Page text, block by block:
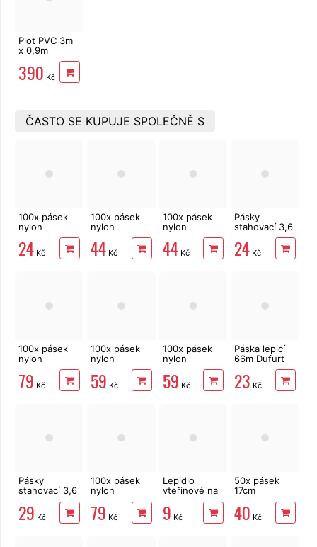
Plot PVC 3m
x 0,9m
390 Kč
ČASTO SE KUPUJE SPOLEČNĚ S
100x pásek
nylon
2,5x150 mm,
černá
24 Kč
100x pásek
nylon
3,6x200 mm,
neutrální
44Kč
100x pásek
nylon
3,6x200 mm,
černá
44Kč
Pásky
stahovací 3,6
x 100 mm
100 ks
rozepínací
24 Kč
100x pásek
nylon
4,8x300 mm,
neutrální
79 Kč
100x pásek
nylon
3,6x280 mm,
černá
59 Kč
100x pásek
nylon
3,6x280 mm,
neutrální
59 Kč
Páska lepicí
66m Dufurt
nehlučná
průhledná
23 Kč
Pásky
stahovací 3,6
x 100 mm
100 ks
rozepínací
29 Kč
100x pásek
nylon
4,8x300 mm,
černá
79 Kč
Lepidlo
vteřinové na
kov, plast,
gumu i dřevo
9 Kč
50x pásek
17cm
rozepínací,
vázací
40 Kč